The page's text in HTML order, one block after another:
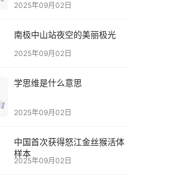
2025年09月02日
南极中山站夜空的美丽极光
2025年09月02日
学思维是什么意思
2025年09月02日
中国首次获得怒江金丝猴活体
样本
2025年09月02日